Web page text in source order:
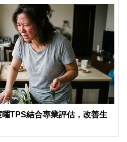
TPS結合專業評估，改善生